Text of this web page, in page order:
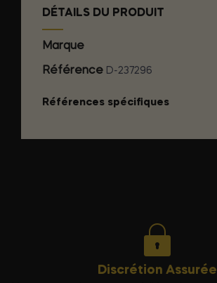
DÉTAILS DU PRODUIT
Marque
Référence D-237296
Références spécifiques
Discrétion Assurée